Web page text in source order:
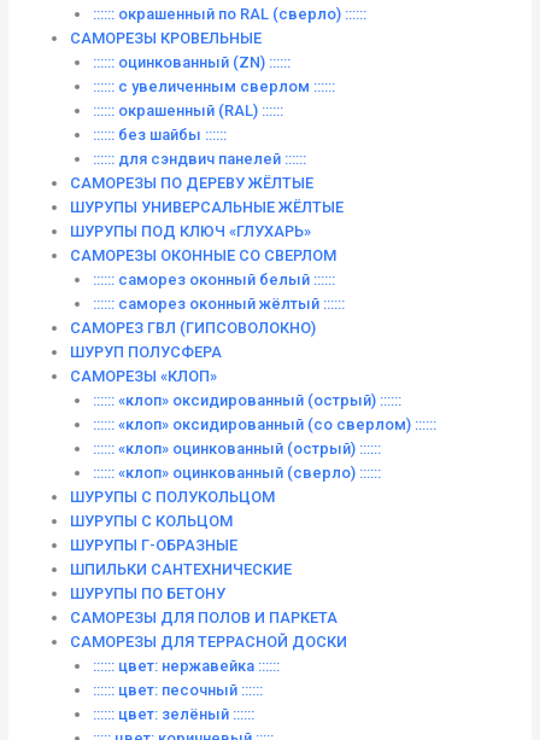
:::::: окрашенный по RAL (сверло) ::::::
САМОРЕЗЫ КРОВЕЛЬНЫЕ
:::::: оцинкованный (ZN) ::::::
:::::: с увеличенным сверлом ::::::
:::::: окрашенный (RAL) ::::::
:::::: без шайбы ::::::
:::::: для сэндвич панелей ::::::
САМОРЕЗЫ ПО ДЕРЕВУ ЖЁЛТЫЕ
ШУРУПЫ УНИВЕРСАЛЬНЫЕ ЖЁЛТЫЕ
ШУРУПЫ ПОД КЛЮЧ «ГЛУХАРЬ»
САМОРЕЗЫ ОКОННЫЕ СО СВЕРЛОМ
:::::: саморез оконный белый ::::::
:::::: саморез оконный жёлтый ::::::
САМОРЕЗ ГВЛ (ГИПСОВОЛОКНО)
ШУРУП ПОЛУСФЕРА
САМОРЕЗЫ «КЛОП»
:::::: «клоп» оксидированный (острый) ::::::
:::::: «клоп» оксидированный (со сверлом) ::::::
:::::: «клоп» оцинкованный (острый) ::::::
:::::: «клоп» оцинкованный (сверло) ::::::
ШУРУПЫ С ПОЛУКОЛЬЦОМ
ШУРУПЫ С КОЛЬЦОМ
ШУРУПЫ Г-ОБРАЗНЫЕ
ШПИЛЬКИ САНТЕХНИЧЕСКИЕ
ШУРУПЫ ПО БЕТОНУ
САМОРЕЗЫ ДЛЯ ПОЛОВ И ПАРКЕТА
САМОРЕЗЫ ДЛЯ ТЕРРАСНОЙ ДОСКИ
:::::: цвет: нержавейка ::::::
:::::: цвет: песочный ::::::
:::::: цвет: зелёный ::::::